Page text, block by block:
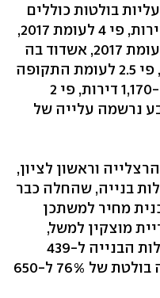
בולטות כוללים
את טירת הכרמל עם כ-1,200 דירות, פי 4 לעומת 2017,
נהריה עם כ-720 דירות, פי 3 לעומת 2017, אשדוד בה
החלה בנייתן של כ-750 דירות, פי 2.5 לעומת התקופה
המקבילה אשתקד, וחולון עם כ-1,170 דירות, פי 2
בבאר שבע נרשמה עלייה של
וראשון לציון,
בנייה, שהחלה כבר
תוכנית מחיר למשתכן
מוצקין למשל,
נרשמה צניחה של 80% בהתחלות הבנייה ל-439
דירות. גם בחריש נרשמה ירידה בולטת של 76% ל-650